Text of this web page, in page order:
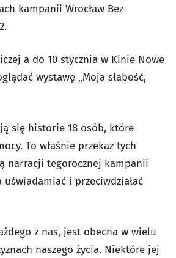
kampanii Wrocław Bez
a do 10 stycznia w Kinie Nowe
wystawę „Moja słabość,
się historie 18 osób, które
To właśnie przekaz tych
narracji tegorocznej kampanii
i przeciwdziałać
z nas, jest obecna w wielu
naszego życia. Niektóre jej